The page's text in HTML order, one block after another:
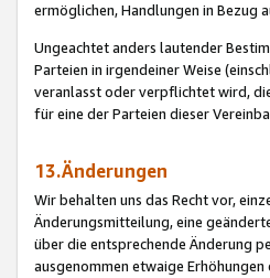
ermöglichen, Handlungen in Bezug
Ungeachtet anders lautender
Parteien in irgendeiner Weise
veranlasst oder verpflichtet wird,
für eine der Parteien dieser
13.Änderungen
Wir behalten uns das Recht vor,
Änderungsmitteilung, eine
über die entsprechende Änderung
ausgenommen etwaige